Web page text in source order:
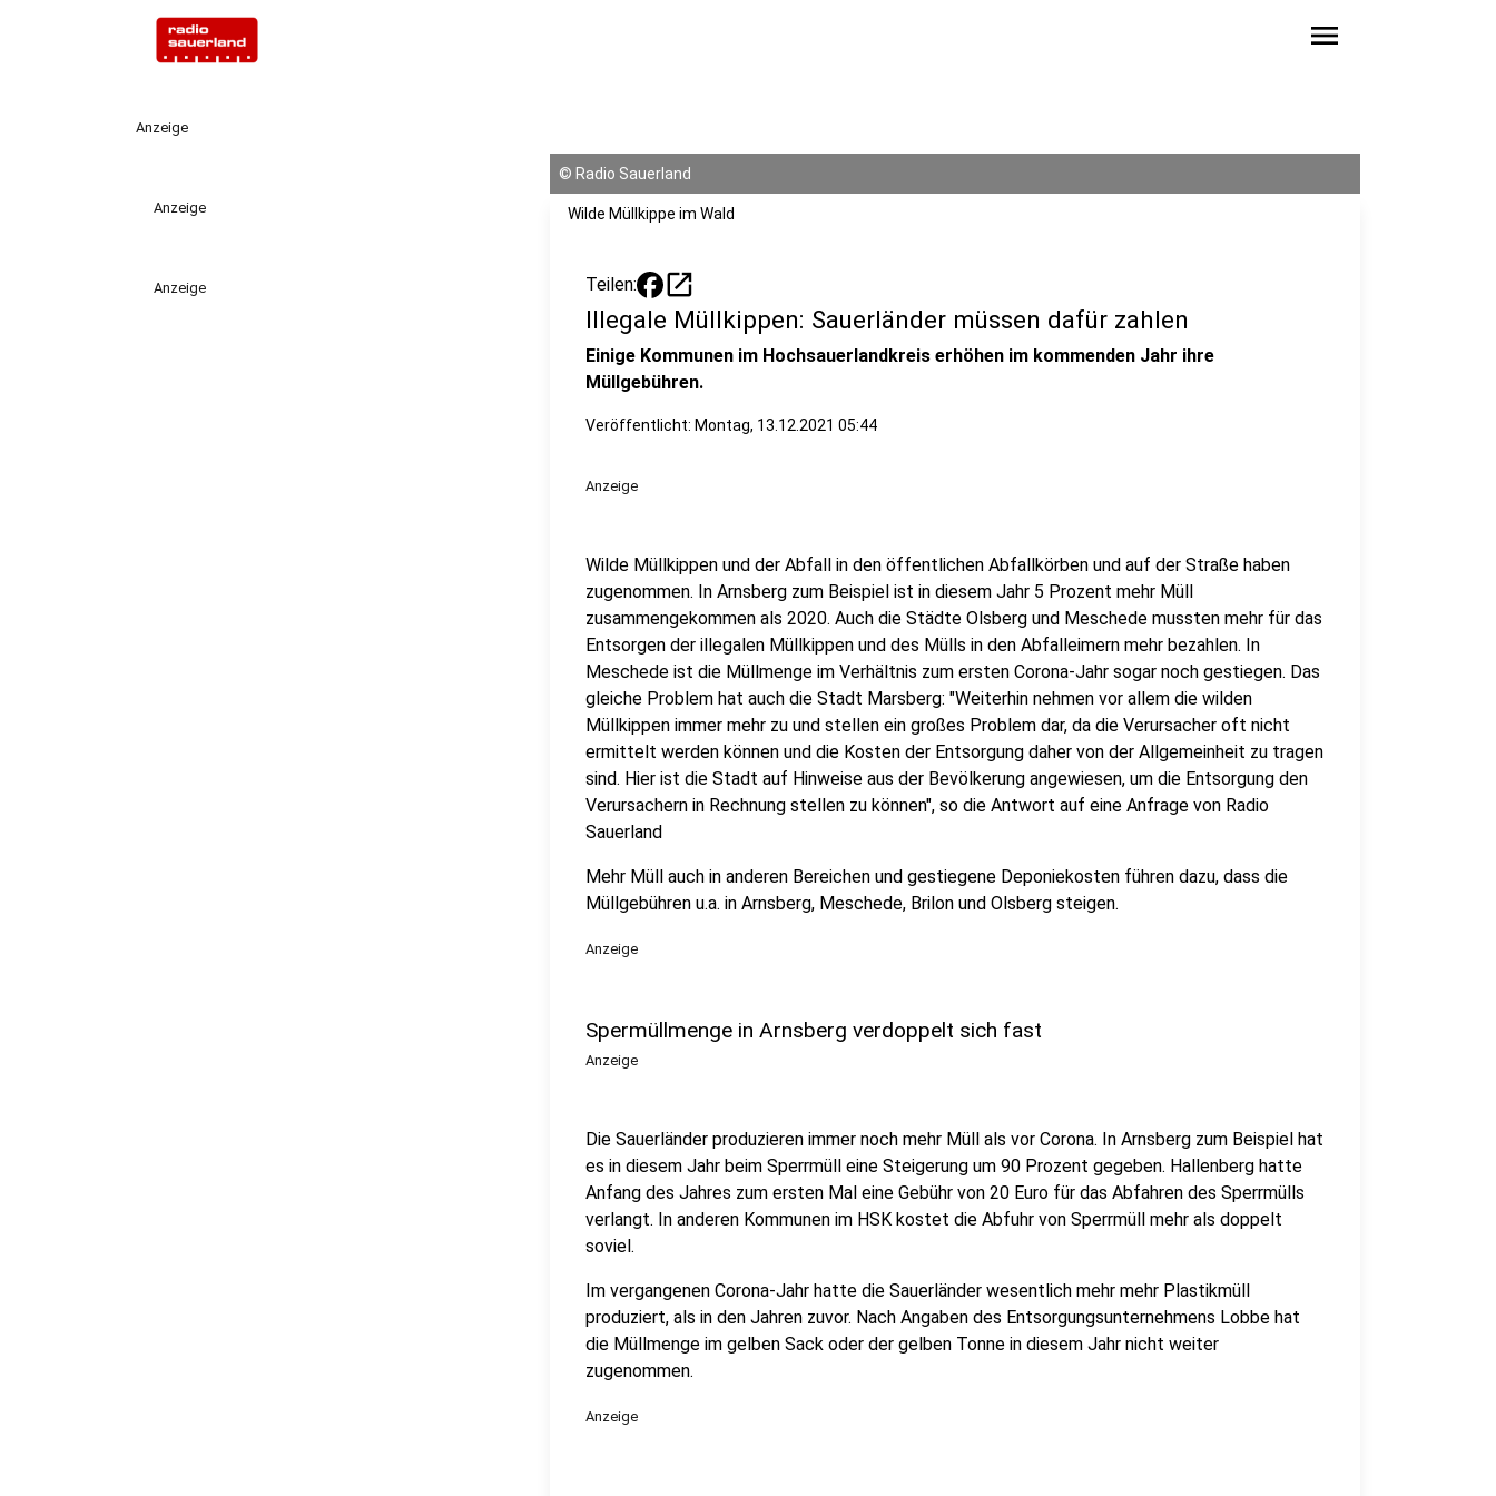
menu
Anzeige
Anzeige
Anzeige
© Radio Sauerland
Wilde Müllkippe im Wald
Teilen: open_in_new
Illegale Müllkippen: Sauerländer müssen dafür zahlen
Einige Kommunen im Hochsauerlandkreis erhöhen im kommenden Jahr ihre
Müllgebühren.
Veröffentlicht: Montag, 13.12.2021 05:44
Anzeige
Wilde Müllkippen und der Abfall in den öffentlichen Abfallkörben und auf der Straße haben
zugenommen. In Arnsberg zum Beispiel ist in diesem Jahr 5 Prozent mehr Müll
zusammengekommen als 2020. Auch die Städte Olsberg und Meschede mussten mehr für das
Entsorgen der illegalen Müllkippen und des Mülls in den Abfalleimern mehr bezahlen. In
Meschede ist die Müllmenge im Verhältnis zum ersten Corona-Jahr sogar noch gestiegen. Das
gleiche Problem hat auch die Stadt Marsberg: "Weiterhin nehmen vor allem die wilden
Müllkippen immer mehr zu und stellen ein großes Problem dar, da die Verursacher oft nicht
ermittelt werden können und die Kosten der Entsorgung daher von der Allgemeinheit zu tragen
sind. Hier ist die Stadt auf Hinweise aus der Bevölkerung angewiesen, um die Entsorgung den
Verursachern in Rechnung stellen zu können", so die Antwort auf eine Anfrage von Radio
Sauerland
Mehr Müll auch in anderen Bereichen und gestiegene Deponiekosten führen dazu, dass die
Müllgebühren u.a. in Arnsberg, Meschede, Brilon und Olsberg steigen.
Anzeige
Spermüllmenge in Arnsberg verdoppelt sich fast
Anzeige
Die Sauerländer produzieren immer noch mehr Müll als vor Corona. In Arnsberg zum Beispiel hat
es in diesem Jahr beim Sperrmüll eine Steigerung um 90 Prozent gegeben. Hallenberg hatte
Anfang des Jahres zum ersten Mal eine Gebühr von 20 Euro für das Abfahren des Sperrmülls
verlangt. In anderen Kommunen im HSK kostet die Abfuhr von Sperrmüll mehr als doppelt
soviel.
Im vergangenen Corona-Jahr hatte die Sauerländer wesentlich mehr mehr Plastikmüll
produziert, als in den Jahren zuvor. Nach Angaben des Entsorgungsunternehmens Lobbe hat
die Müllmenge im gelben Sack oder der gelben Tonne in diesem Jahr nicht weiter
zugenommen.
Anzeige